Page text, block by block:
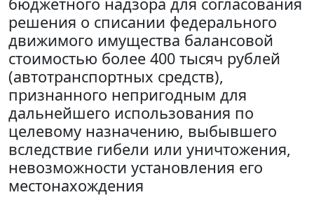
бюджетного надзора для согласования
решения о списании федерального
движимого имущества балансовой
стоимостью более 400 тысяч рублей
(автотранспортных средств),
признанного непригодным для
дальнейшего использования по
целевому назначению, выбывшего
вследствие гибели или уничтожения,
невозможности установления его
местонахождения